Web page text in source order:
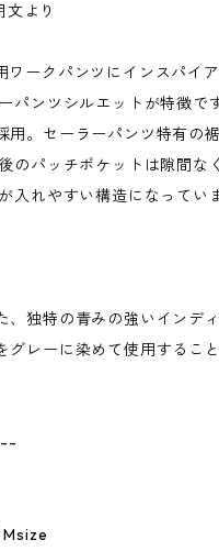
より
ワークパンツにインスパイ
パンツシルエットが特徴で
。セーラーパンツ特有の
のパッチポケットは隙間な
入れやすい構造になってい
、独特の青みの強いインデ
グレーに染めて使用するこ